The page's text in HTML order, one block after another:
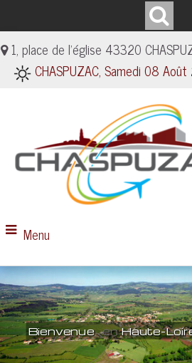
1, place de l'église 43320
CHASPUZAC, Samedi 08
Menu
BienvenueenHaute-
Un lieu